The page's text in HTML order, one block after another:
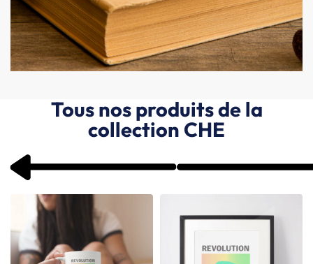
Tous nos produits de la
collection CHE